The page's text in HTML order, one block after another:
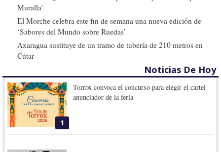
Muralla'
El Morche celebra este fin de semana una nueva edición de
‘Sabores del Mundo sobre Ruedas’
Axaragua sustituye de un tramo de tubería de 210 metros en
Cútar
Noticias De Hoy
1
Torrox convoca el concurso para elegir el cartel
anunciador de la feria